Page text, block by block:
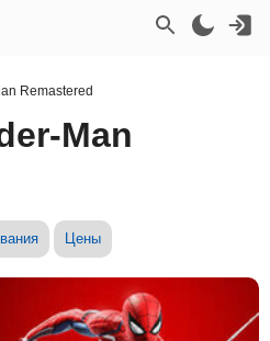
Remastered
Man
Цены